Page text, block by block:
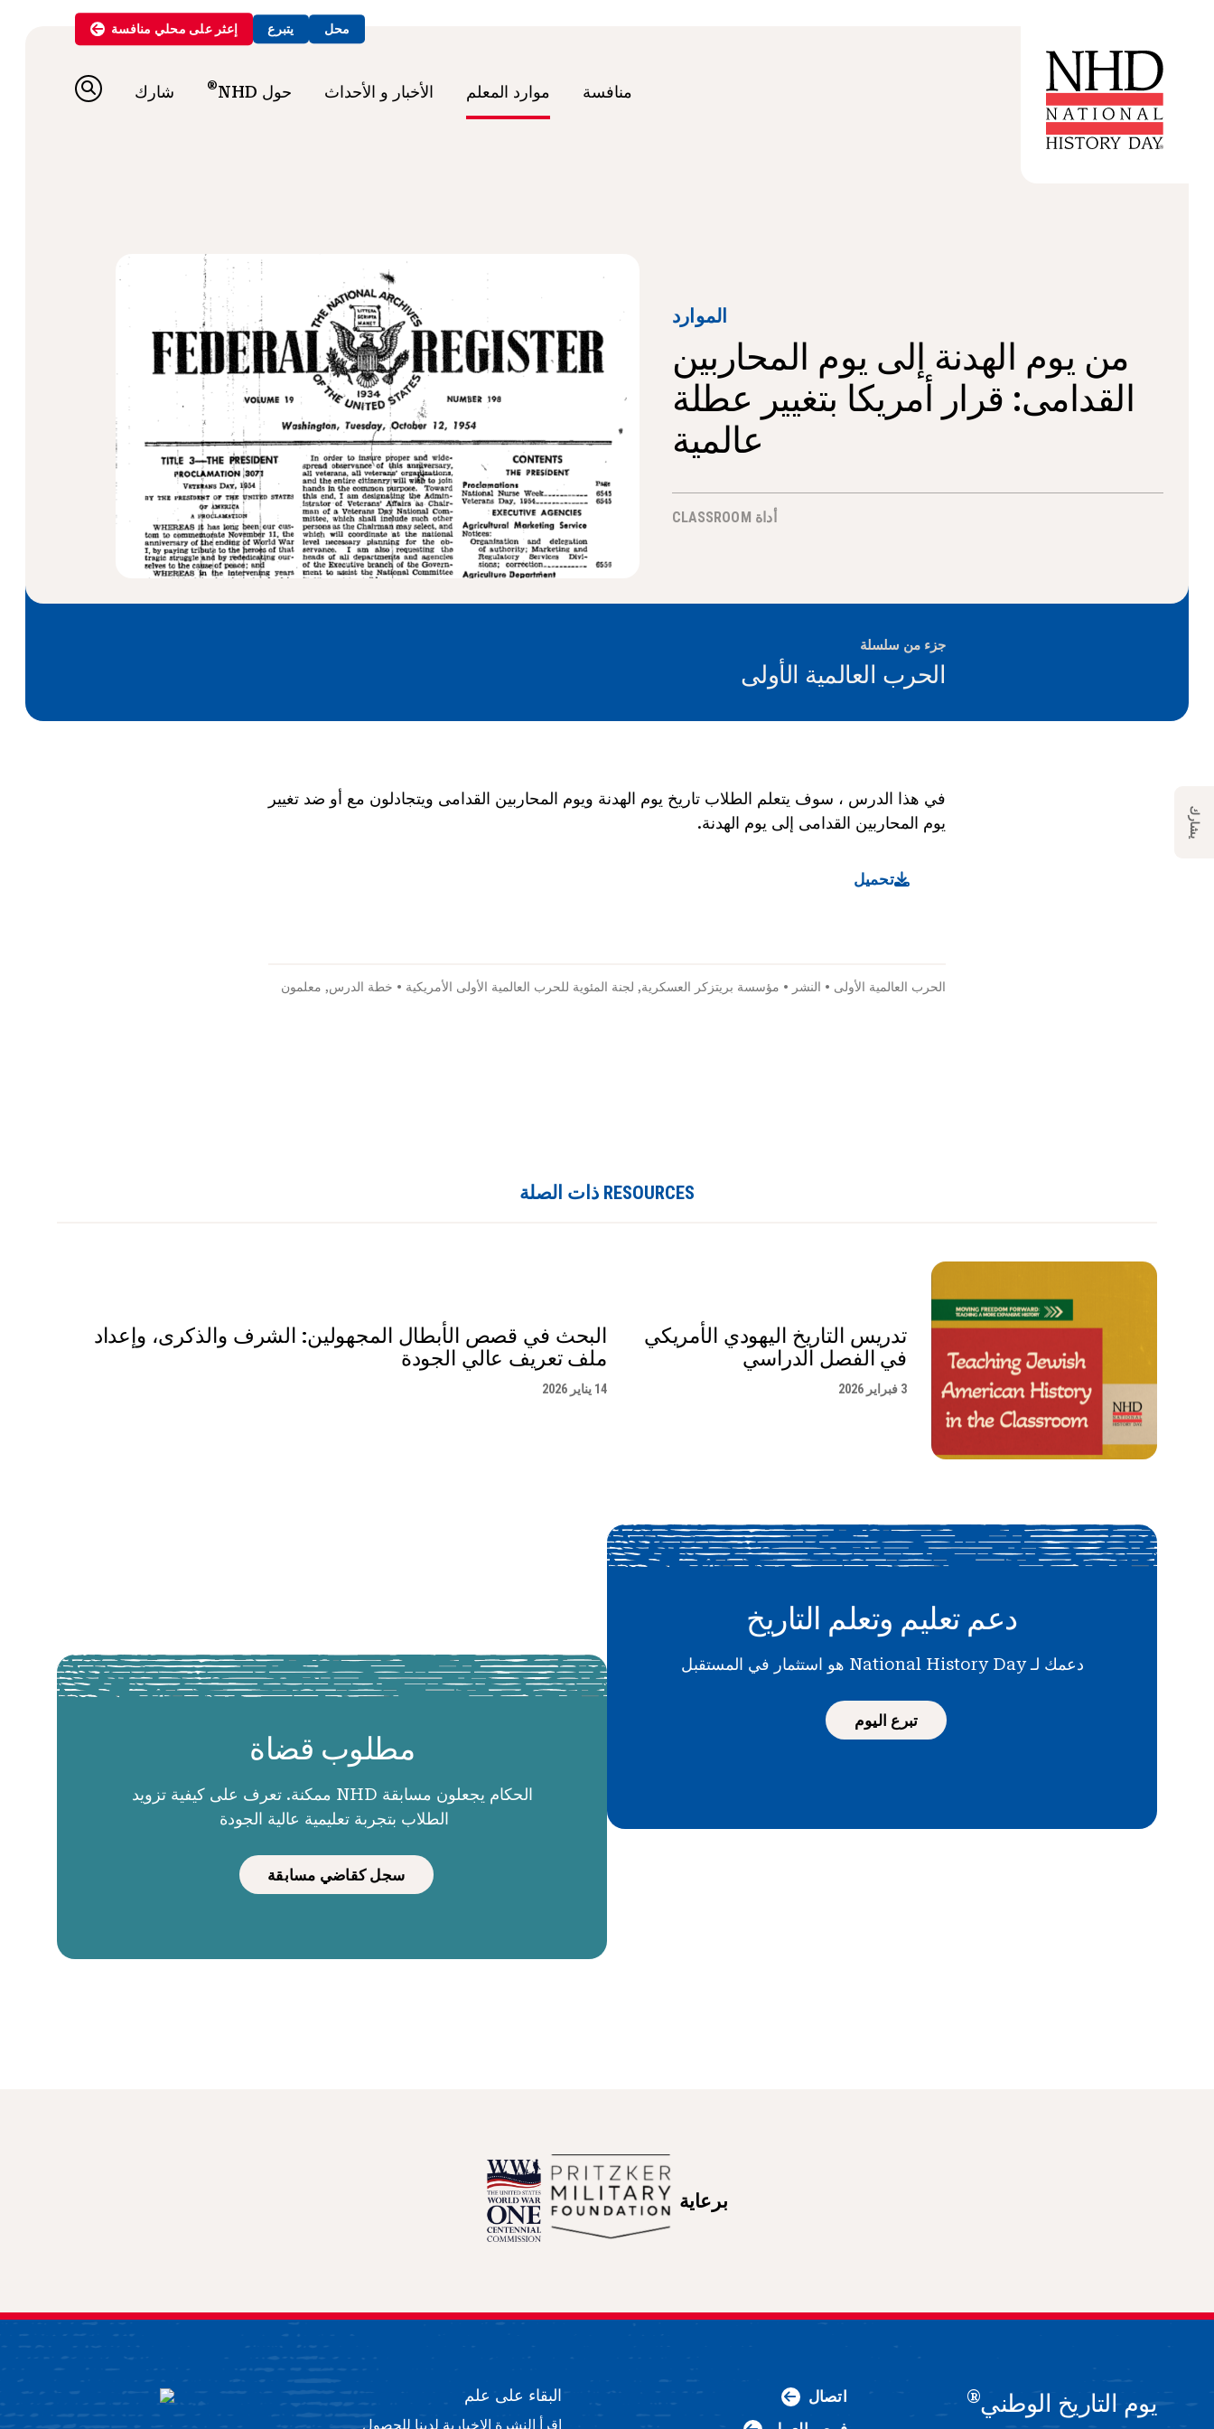
محل يتبرع إعثر على محلي منافسة
منافسة موارد المعلم الأخبار و الأحداث حول NHD ® شارك
الموارد
من يوم الهدنة إلى يوم المحاربين
القدامى: قرار أمريكا بتغيير عطلة
عالمية
أداة CLASSROOM
جزء من سلسلة
الحرب العالمية الأولى
في هذا الدرس ، سوف يتعلم الطلاب تاريخ يوم الهدنة ويوم المحاربين القدامى ويتجادلون مع أو ضد تغيير
يوم المحاربين القدامى إلى يوم الهدنة.
تحميل
الحرب العالمية الأولى • النشر • مؤسسة بريتزكر العسكرية, لجنة المئوية للحرب العالمية الأولى الأمريكية • خطة الدرس, معلمون
يشارك
RESOURCES ذات الصلة
تدريس التاريخ اليهودي الأمريكي
في الفصل الدراسي
3 فبراير 2026
البحث في قصص الأبطال المجهولين: الشرف والذكرى، وإعداد
ملف تعريف عالي الجودة
14 يناير 2026
دعم تعليم وتعلم التاريخ
دعمك لـ National History Day هو استثمار في المستقبل
تبرع اليوم
مطلوب قضاة
الحكام يجعلون مسابقة NHD ممكنة. تعرف على كيفية تزويد
الطلاب بتجربة تعليمية عالية الجودة
سجل كقاضي مسابقة
برعاية
يوم التاريخ الوطني®
اتصال
البقاء على علم
اقرأ النشرة الإخبارية لدينا للحصول